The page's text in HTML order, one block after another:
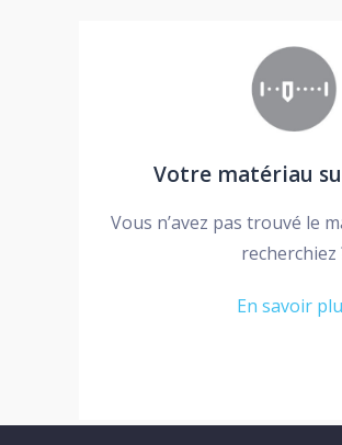
Votre matériau
Vous n’avez pas trouvé le
recherchiez
En savoir